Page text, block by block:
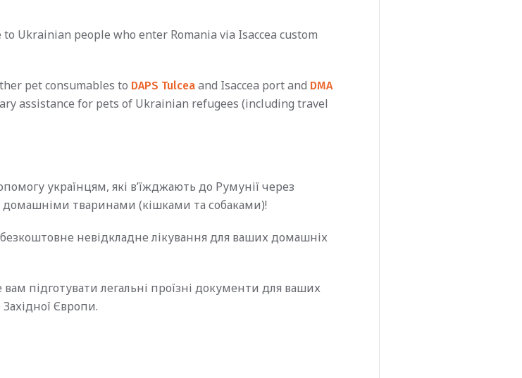
Ukrainian people who enter Romania via Isaccea custom
pet consumables to DAPS Tulcea and Isaccea port and DMA
assistance for pets of Ukrainian refugees (including travel
українцям, які в’їжджають до Румунії через
домашніми тваринами (кішками та собаками)!
невідкладне лікування для ваших домашніх
підготувати легальні проїзні документи для ваших
Європи.